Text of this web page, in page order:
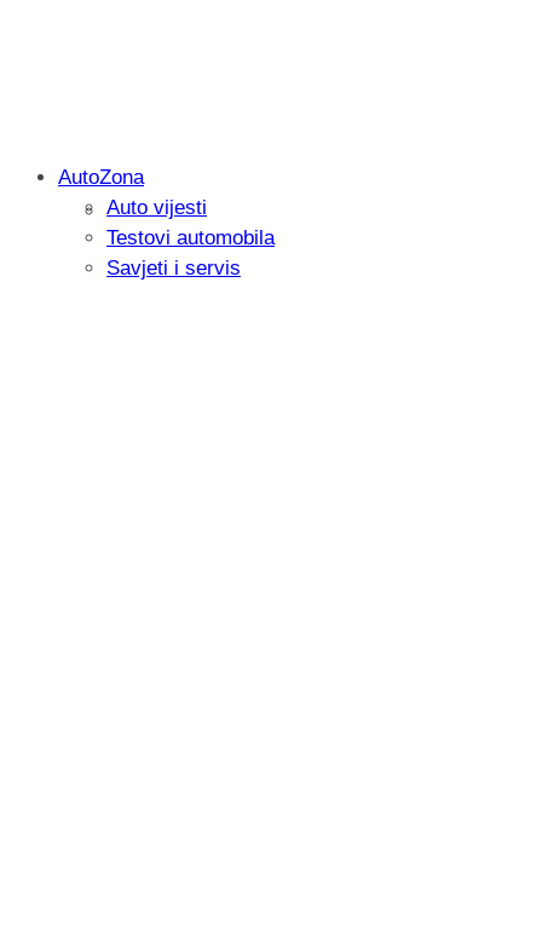
Savjetujemo: Što učiniti kada vaš
AutoZona
Auto vijesti
Testovi automobila
Savjeti i servis